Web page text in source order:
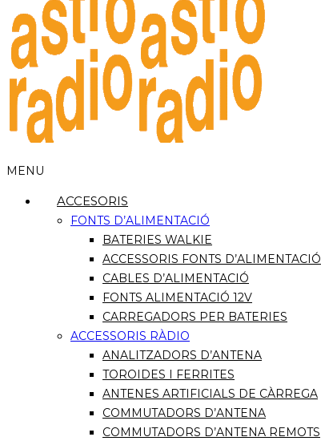
MENU
ACCESORIS
FONTS D’ALIMENTACIÓ
BATERIES WALKIE
ACCESSORIS FONTS D’ALIMENTACIÓ
CABLES D’ALIMENTACIÓ
FONTS ALIMENTACIÓ 12V
CARREGADORS PER BATERIES
ACCESSORIS RÀDIO
ANALITZADORS D’ANTENA
TOROIDES I FERRITES
ANTENES ARTIFICIALS DE CÀRREGA
COMMUTADORS D’ANTENA
COMMUTADORS D’ANTENA REMOTS